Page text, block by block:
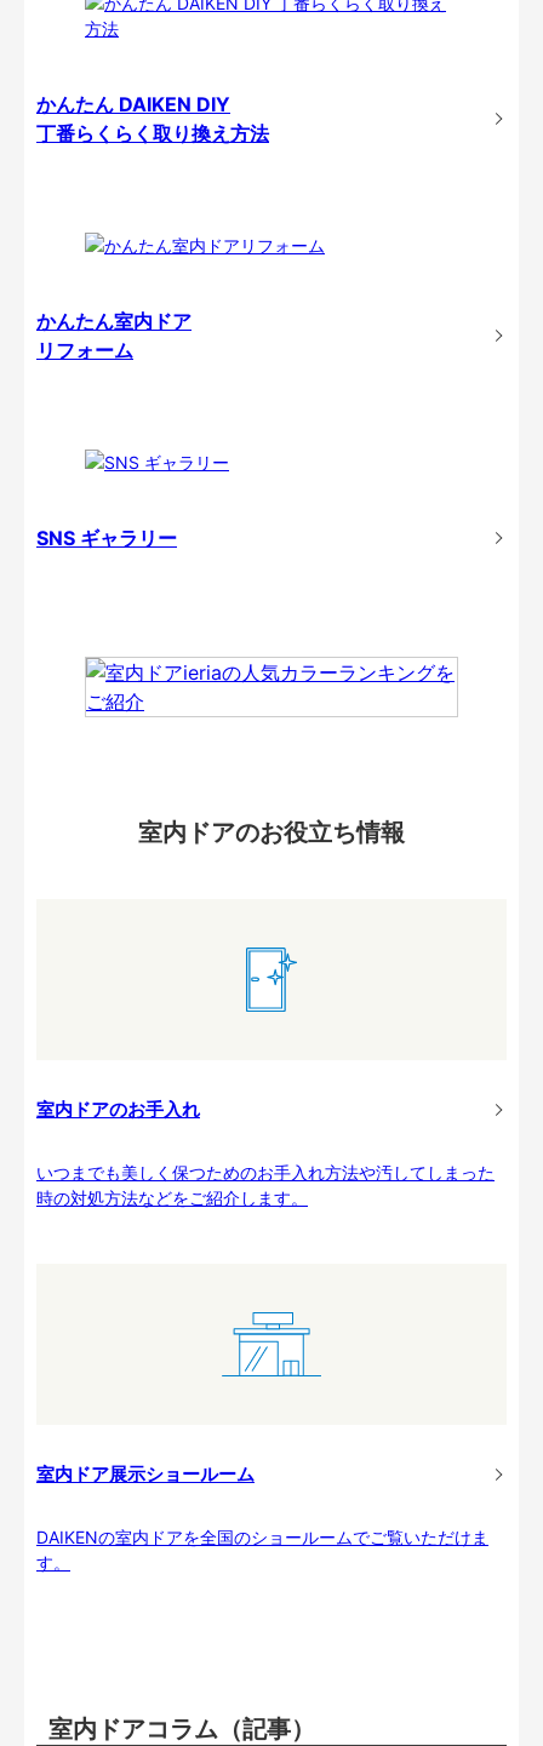
かんたん DAIKEN DIY
丁番らくらく取り換え方法
かんたん室内ドア
リフォーム
SNS ギャラリー
室内ドアのお役立ち情報
室内ドアのお手入れ
いつまでも美しく保つためのお手入れ方法や汚してしまった
時の対処方法などをご紹介します。
室内ドア展示ショールーム
DAIKENの室内ドアを全国のショールームでご覧いただけま
す。
室内ドアコラム（記事）